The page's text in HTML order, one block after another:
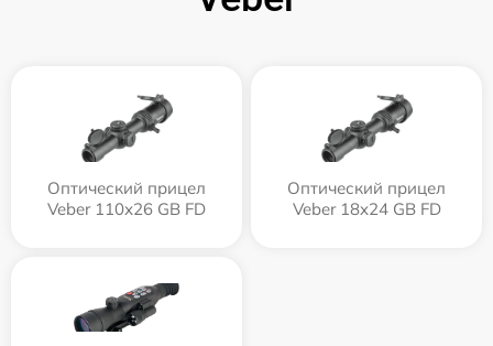
Оптический прицел
Veber 110х26 GB FD
Оптический прицел
Veber 18x24 GB FD